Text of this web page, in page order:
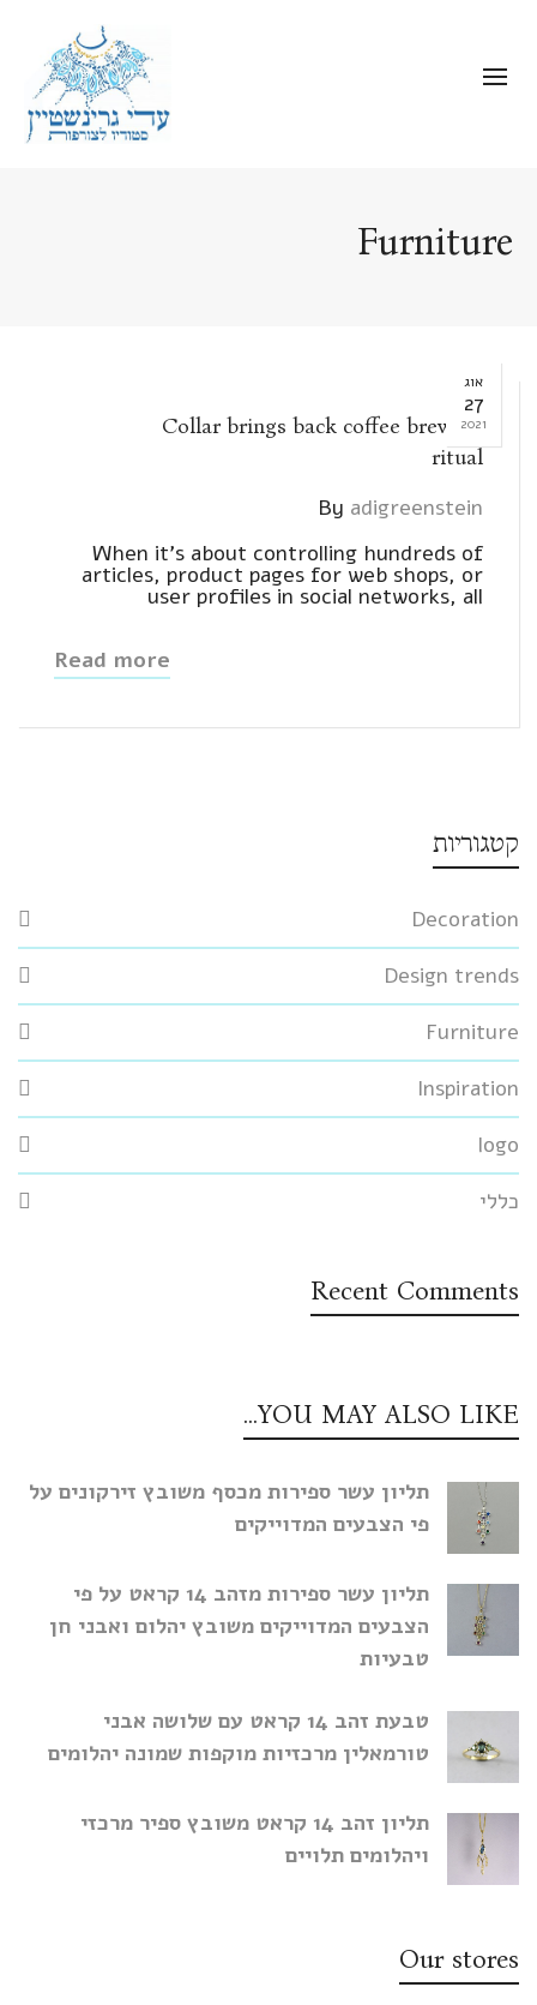
Furniture
אוג
27
2021
Collar brings back coffee brewing
ritual
By adigreenstein
When it's about controlling hundreds of
articles, product pages for web shops, or
user profiles in social networks, all
Read more
קטגוריות
Decoration
Design trends
Furniture
Inspiration
logo
כללי
Recent Comments
YOU MAY ALSO LIKE…
תליון עשר ספירות מכסף משובץ זירקונים על
פי הצבעים המדוייקים
תליון עשר ספירות מזהב 14 קראט על פי
הצבעים המדוייקים משובץ יהלום ואבני חן
טבעיות
טבעת זהב 14 קראט עם שלושה אבני
טורמאלין מרכזיות מוקפות שמונה יהלומים
תליון זהב 14 קראט משובץ ספיר מרכזי
ויהלומים תלויים
Our stores